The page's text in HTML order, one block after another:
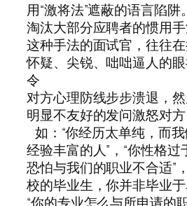
用“激将法”遮蔽的语言陷
淘汰大部分应聘者的惯用
这种手法的面试官，往往
怀疑、尖锐、咄咄逼人的
令
对方心理防线步步溃退，
明显不友好的发问激怒对方
如：“你经历太单纯，而
经验丰富的人”，“你性格过
恐怕与我们的职业不合适”
校的毕业生，你并非毕业于